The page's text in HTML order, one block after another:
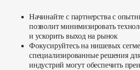
Начинайте с партнерства с
позволит минимизировать
и ускорить выход на рынок
Фокусируйтесь на нишевых
специализированные решения
индустрий могут обеспечить